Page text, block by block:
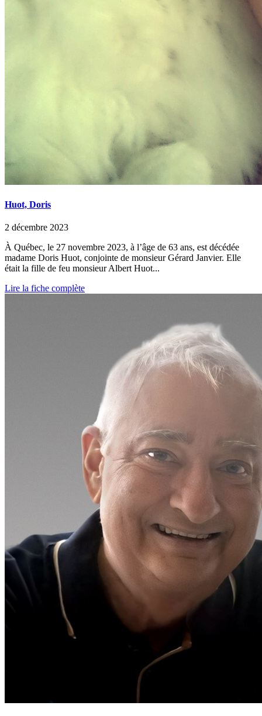
Huot, Doris
2 décembre 2023
À Québec, le 27 novembre 2023, à l’âge de 63 ans, est décédée
madame Doris Huot, conjointe de monsieur Gérard Janvier. Elle
était la fille de feu monsieur Albert Huot...
Lire la fiche complète